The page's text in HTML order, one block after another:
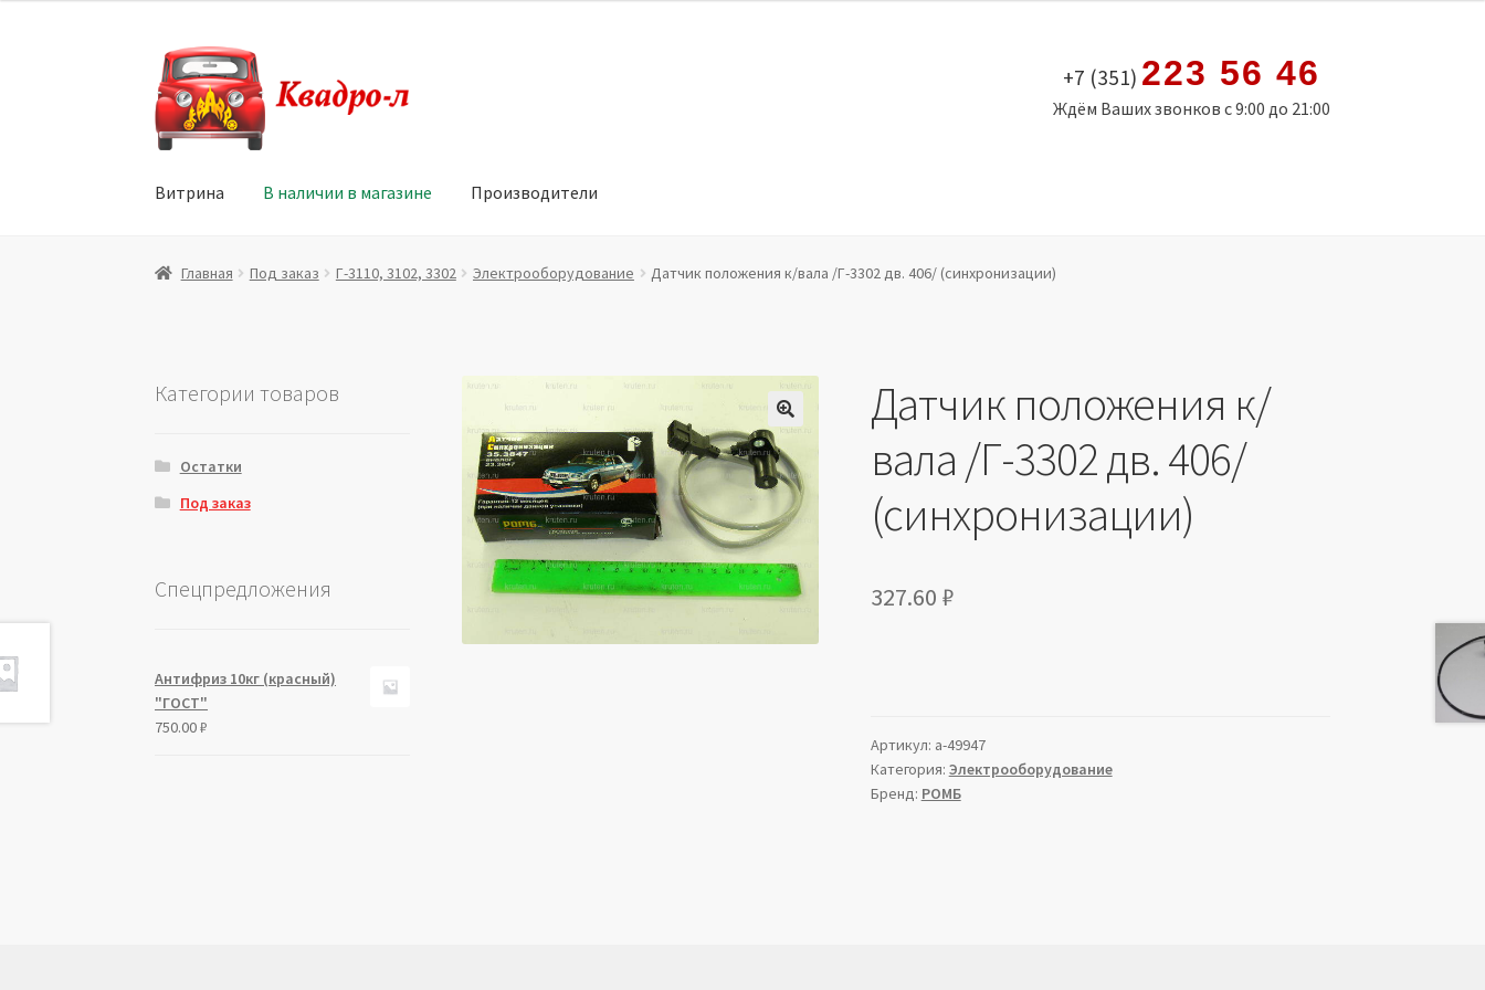
Перейти
к
навигации
Перейти
к
содержимому
+7 (351) 223 56 46
Ждём Ваших звонков с 9:00 до 21:00
Витрина В наличии в магазине Производители
Главная Витрина Мой аккаунтПолитика в отношении обработки персональных данных Производители
Главная Под заказ Г-3110, 3102, 3302 Электрооборудование Датчик положения к/вала /Г-3302 дв. 406/ (синхронизации)
🔍
Датчик положения к/
вала /Г-3302 дв. 406/
(синхронизации)
327.60 ₽
Артикул: a-49947
Категория: Электрооборудование
Бренд: РОМБ
Категории товаров
Остатки
Под заказ
Спецпредложения
Антифриз 10кг (красный)
"ГОСТ"
750.00₽